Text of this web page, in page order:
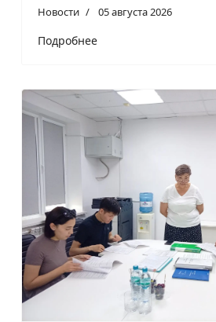
Новости 05 августа 2026
Подробнее